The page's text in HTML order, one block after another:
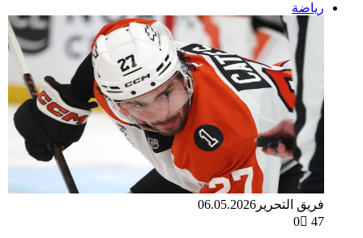
رياضة
فريق التحرير 06.05.2026
0
47